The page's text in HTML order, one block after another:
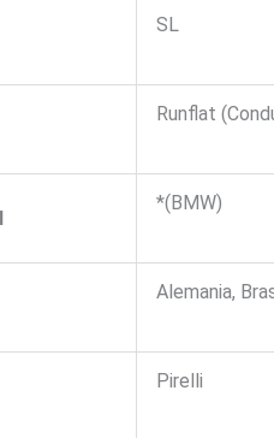
SL
Runflat
*(BMW)
Alemania,
Pirelli